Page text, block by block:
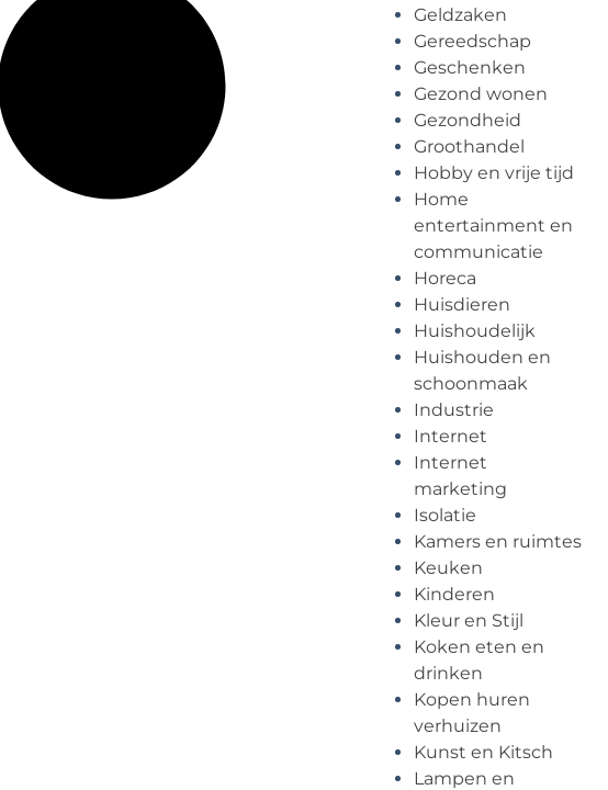
Geldzaken
Gereedschap
Geschenken
Gezond wonen
Gezondheid
Groothandel
Hobby en vrije tijd
Home
entertainment en
communicatie
Horeca
Huisdieren
Huishoudelijk
Huishouden en
schoonmaak
Industrie
Internet
Internet
marketing
Isolatie
Kamers en ruimtes
Keuken
Kinderen
Kleur en Stijl
Koken eten en
drinken
Kopen huren
verhuizen
Kunst en Kitsch
Lampen en